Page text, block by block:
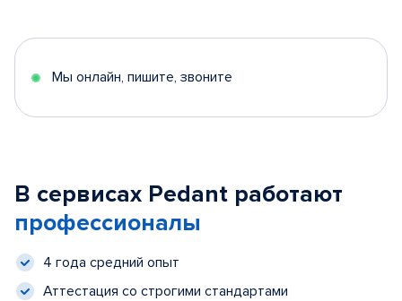
Мы онлайн, пишите, звоните
В сервисах Pedant работают
профессионалы
4 года средний опыт
Аттестация со строгими стандартами